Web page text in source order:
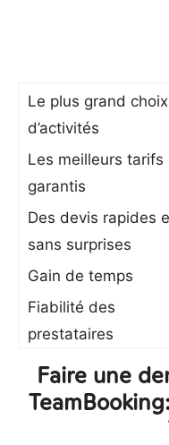
Le plus grand choix
d’activités
Les meilleurs tarifs
garantis
Des devis rapides
sans surprises
Gain de temps
Fiabilité des
prestataires
Faire une